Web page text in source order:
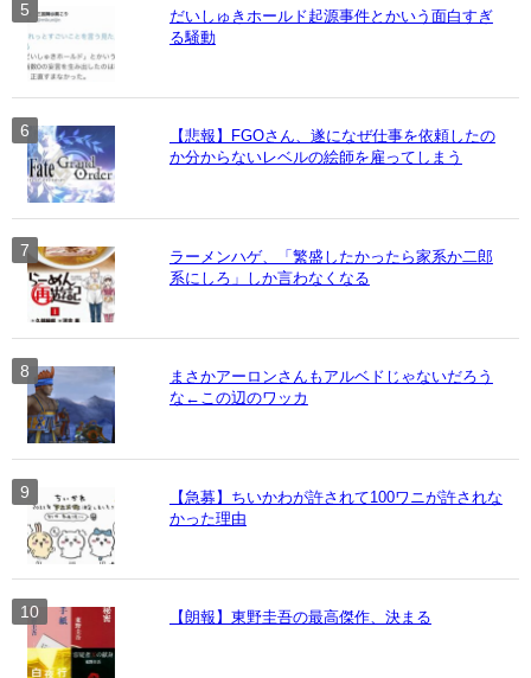
だいしゅきホールド起源事件とかいう面白すぎ
る騒動
【悲報】FGOさん、遂になぜ仕事を依頼したの
か分からないレベルの絵師を雇ってしまう
ラーメンハゲ、「繁盛したかったら家系か二郎
系にしろ」しか言わなくなる
まさかアーロンさんもアルベドじゃないだろう
な←この辺のワッカ
【急募】ちいかわが許されて100ワニが許されな
かった理由
【朗報】東野圭吾の最高傑作、決まる